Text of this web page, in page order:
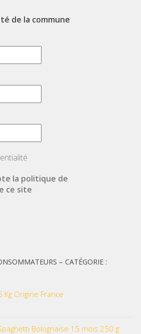
de la commune
la politique de
ce site
– CATÉGORIE :
Kg Origine France
Bolognaise 15 mois 250 g